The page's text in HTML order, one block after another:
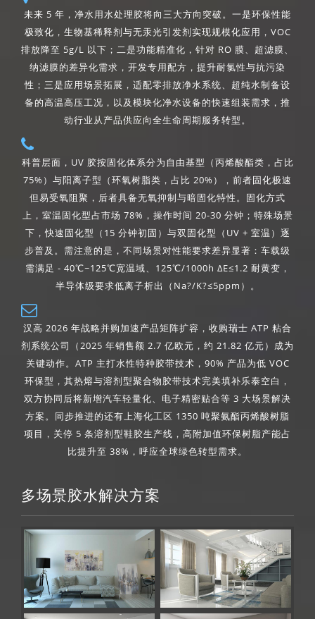
未来 5 年，净水用水处理胶将向三大方向突破。一是环保性能
极致化，生物基稀释剂与无汞光引发剂实现规模化应用，VOC
排放降至 5g/L 以下；二是功能精准化，针对 RO 膜、超滤膜、
纳滤膜的差异化需求，开发专用配方，提升耐氯性与抗污染
性；三是应用场景拓展，适配零排放净水系统、超纯水制备设
备的高温高压工况，以及模块化净水设备的快速组装需求，推
动行业从产品供应向全生命周期服务转型。
科普层面，UV 胶按固化体系分为自由基型（丙烯酸酯类，占比
75%）与阳离子型（环氧树脂类，占比 20%），前者固化极速
但易受氧阻聚，后者具备无氧抑制与暗固化特性。固化方式
上，室温固化型占市场 78%，操作时间 20-30 分钟；特殊场景
下，快速固化型（15 分钟初固）与双固化型（UV + 室温）逐
步普及。需注意的是，不同场景对性能要求差异显著：车载级
需满足 - 40℃~125℃宽温域、125℃/1000h ΔE≤1.2 耐黄变，
半导体级要求低离子析出（Na?/K?≤5ppm）。
汉高 2026 年战略并购加速产品矩阵扩容，收购瑞士 ATP 粘合
剂系统公司（2025 年销售额 2.7 亿欧元，约 21.82 亿元）成为
关键动作。ATP 主打水性特种胶带技术，90% 产品为低 VOC
环保型，其热熔与溶剂型聚合物胶带技术完美填补乐泰空白，
双方协同后将新增汽车轻量化、电子精密贴合等 3 大场景解决
方案。同步推进的还有上海化工区 1350 吨聚氨酯丙烯酸树脂
项目，关停 5 条溶剂型鞋胶生产线，高附加值环保树脂产能占
比提升至 38%，呼应全球绿色转型需求。
多场景胶水解决方案